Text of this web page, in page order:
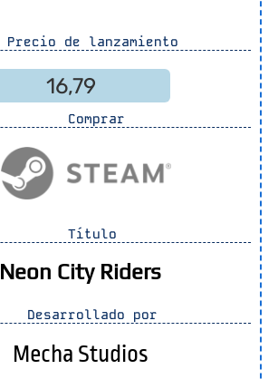
Precio de lanzamiento
16,79
Comprar
Título
Neon City Riders
Desarrollado por
Mecha Studios